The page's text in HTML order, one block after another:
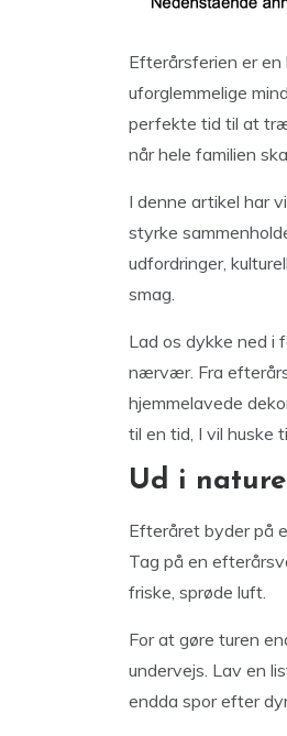
Efterårsferien er
uforglemmelige
perfekte tid til at
når hele familien
I denne artikel har
styrke
udfordringer,
smag.
Lad os dykke ned i
nærvær. Fra
hjemmelavede
til en tid, I vil huske
Ud i
Efteråret byder på
Tag på en
friske, sprøde luft.
For at gøre turen
undervejs. Lav en
endda spor efter